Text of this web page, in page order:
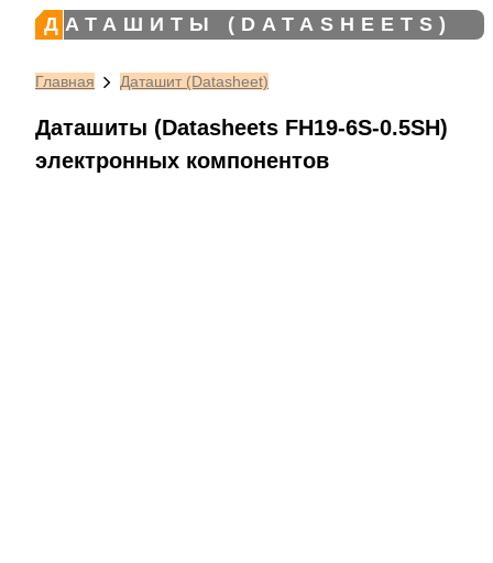
ДАТАШИТЫ (DATASHEETS)
Главная Даташит (Datasheet)
Даташиты (Datasheets FH19-6S-0.5SH)
электронных компонентов